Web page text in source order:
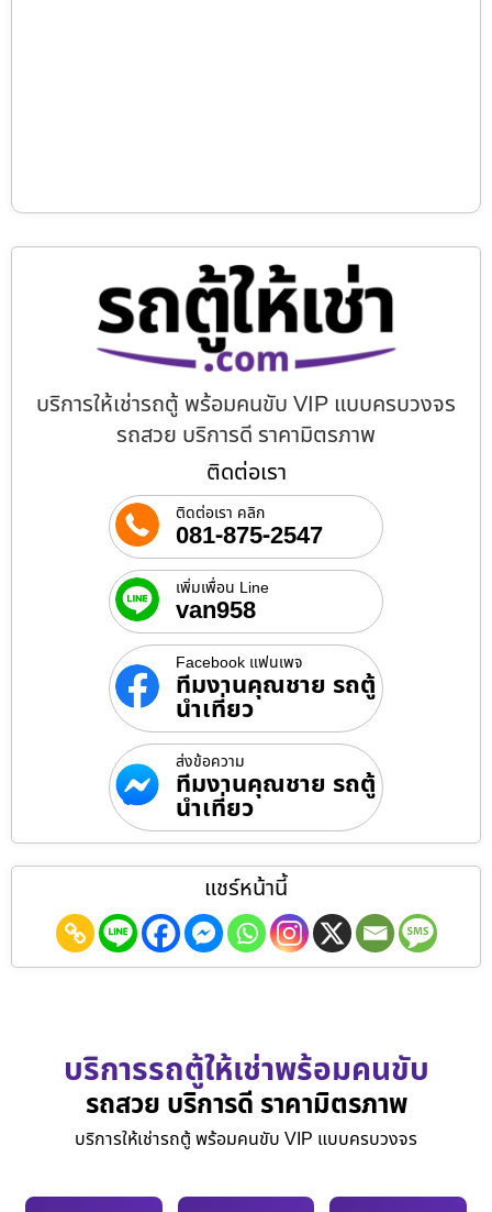
บริการให้เช่ารถตู้ พร้อมคนขับ VIP แบบครบวงจร
รถสวย บริการดี ราคามิตรภาพ
ติดต่อเรา
ติดต่อเรา คลิก
081-875-2547
เพิ่มเพื่อน Line
van958
Facebook แฟนเพจ
ทีมงานคุณชาย รถตู้
นำเที่ยว
ส่งข้อความ
ทีมงานคุณชาย รถตู้
นำเที่ยว
แชร์หน้านี้
บริการรถตู้ให้เช่าพร้อมคนขับ
รถสวย บริการดี ราคามิตรภาพ
บริการให้เช่ารถตู้ พร้อมคนขับ VIP แบบครบวงจร